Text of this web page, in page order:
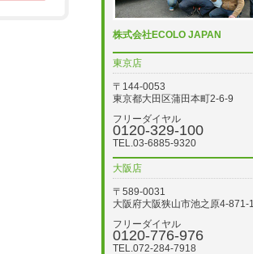
株式会社ECOLO JAPAN
東京店
〒144-0053
東京都大田区蒲田本町2-6-9
フリーダイヤル
0120-329-100
TEL.03-6885-9320
大阪店
〒589-0031
大阪府大阪狭山市池之原4-871-1
フリーダイヤル
0120-776-976
TEL.072-284-7918